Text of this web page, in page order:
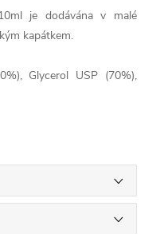
je dodávána v malé
kapátkem.
Glycerol USP (70%),